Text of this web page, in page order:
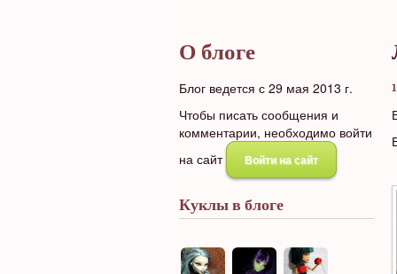
О блоге
Блог ведется с 29 мая 2013 г.
Чтобы писать сообщения и
комментарии, необходимо войти
на сайт
Войти на сайт
Куклы в блоге